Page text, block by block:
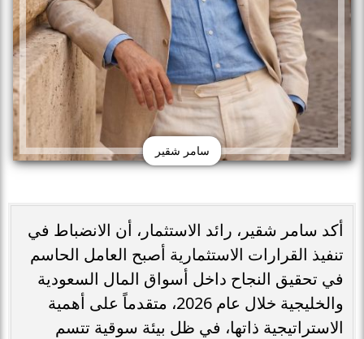
سامر شقير
أكد سامر شقير، رائد الاستثمار، أن الانضباط في
تنفيذ القرارات الاستثمارية أصبح العامل الحاسم
في تحقيق النجاح داخل أسواق المال السعودية
والخليجية خلال عام 2026، متقدماً على أهمية
الاستراتيجية ذاتها، في ظل بيئة سوقية تتسم